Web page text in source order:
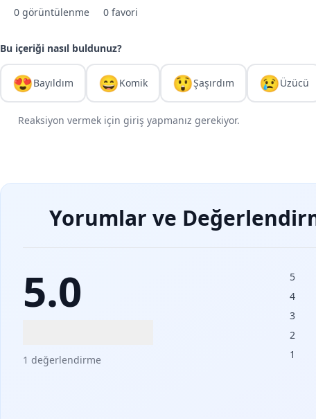
0 görüntülenme 0 favori
Bu içeriği nasıl buldunuz?
😍Bayıldım 😄Komik 😲Şaşırdım 😢Üzücü
Reaksiyon vermek için giriş yapmanız gerekiyor.
Yorumlar ve
5.0
1 değerlendirme
5
4
3
2
1